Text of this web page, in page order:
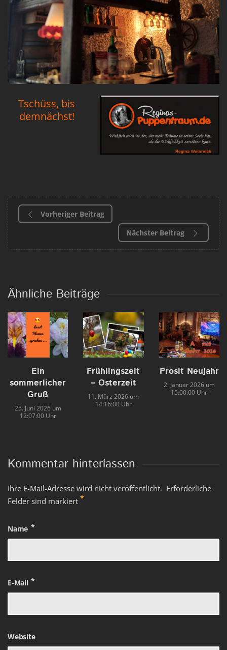
Tschüss, bis
demnächst!
Vorheriger Beitrag
Nächster Beitrag
Ähnliche Beiträge
Ein
sommerlicher
Gruß
25. Juni 2026 um
12:07:00 Uhr
Frühlingszeit
– Osterzeit
11. März 2026 um
14:16:00 Uhr
Prosit Neujahr
2. Januar 2026 um
15:00:00 Uhr
Kommentar hinterlassen
Ihre E-Mail-Adresse wird nicht veröffentlicht. Erforderliche
Felder sind markiert *
Name
E-Mail
Website